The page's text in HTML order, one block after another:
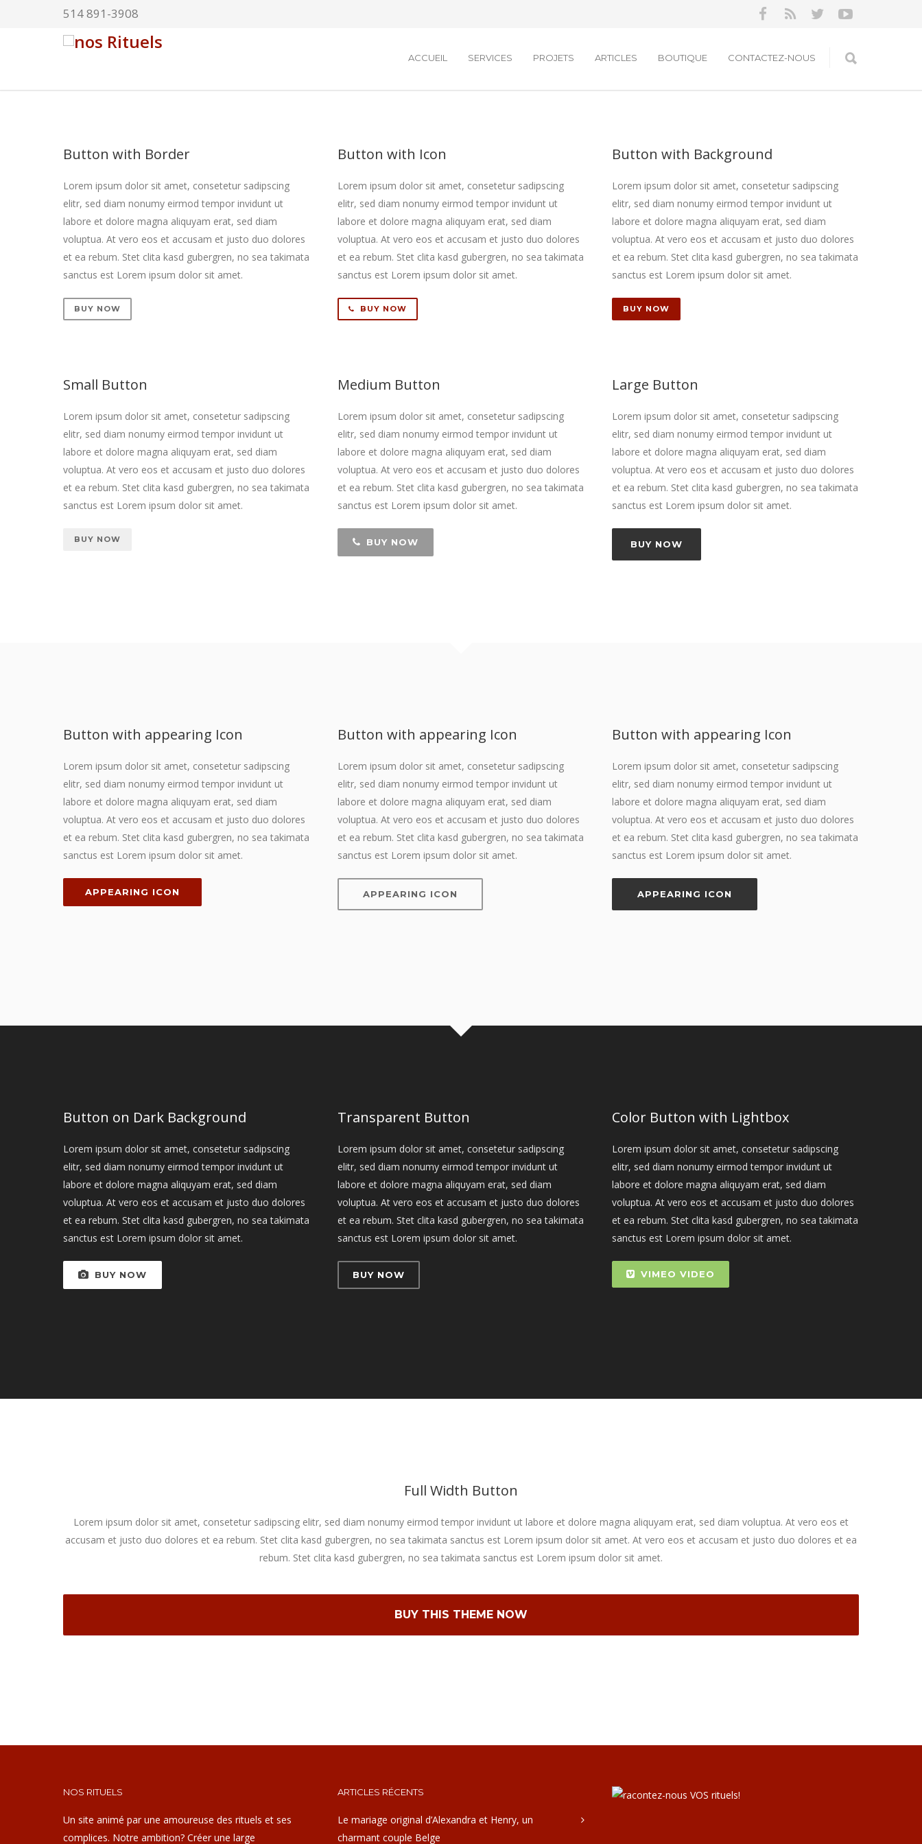
514 891-3908
ACCUEIL SERVICES PROJETS ARTICLES BOUTIQUE CONTACTEZ-NOUS
Button with Border
Lorem ipsum dolor sit amet, consetetur sadipscing
elitr, sed diam nonumy eirmod tempor invidunt ut
labore et dolore magna aliquyam erat, sed diam
voluptua. At vero eos et accusam et justo duo dolores
et ea rebum. Stet clita kasd gubergren, no sea takimata
sanctus est Lorem ipsum dolor sit amet.
BUY NOW
Small Button
Lorem ipsum dolor sit amet, consetetur sadipscing
elitr, sed diam nonumy eirmod tempor invidunt ut
labore et dolore magna aliquyam erat, sed diam
voluptua. At vero eos et accusam et justo duo dolores
et ea rebum. Stet clita kasd gubergren, no sea takimata
sanctus est Lorem ipsum dolor sit amet.
BUY NOW
Button with Icon
Lorem ipsum dolor sit amet, consetetur sadipscing
elitr, sed diam nonumy eirmod tempor invidunt ut
labore et dolore magna aliquyam erat, sed diam
voluptua. At vero eos et accusam et justo duo dolores
et ea rebum. Stet clita kasd gubergren, no sea takimata
sanctus est Lorem ipsum dolor sit amet.
BUY NOW
Medium Button
Lorem ipsum dolor sit amet, consetetur sadipscing
elitr, sed diam nonumy eirmod tempor invidunt ut
labore et dolore magna aliquyam erat, sed diam
voluptua. At vero eos et accusam et justo duo dolores
et ea rebum. Stet clita kasd gubergren, no sea takimata
sanctus est Lorem ipsum dolor sit amet.
BUY NOW
Button with Background
Lorem ipsum dolor sit amet, consetetur sadipscing
elitr, sed diam nonumy eirmod tempor invidunt ut
labore et dolore magna aliquyam erat, sed diam
voluptua. At vero eos et accusam et justo duo dolores
et ea rebum. Stet clita kasd gubergren, no sea takimata
sanctus est Lorem ipsum dolor sit amet.
BUY NOW
Large Button
Lorem ipsum dolor sit amet, consetetur sadipscing
elitr, sed diam nonumy eirmod tempor invidunt ut
labore et dolore magna aliquyam erat, sed diam
voluptua. At vero eos et accusam et justo duo dolores
et ea rebum. Stet clita kasd gubergren, no sea takimata
sanctus est Lorem ipsum dolor sit amet.
BUY NOW
Button with appearing Icon
Lorem ipsum dolor sit amet, consetetur sadipscing
elitr, sed diam nonumy eirmod tempor invidunt ut
labore et dolore magna aliquyam erat, sed diam
voluptua. At vero eos et accusam et justo duo dolores
et ea rebum. Stet clita kasd gubergren, no sea takimata
sanctus est Lorem ipsum dolor sit amet.
APPEARING ICON
Button with appearing Icon
Lorem ipsum dolor sit amet, consetetur sadipscing
elitr, sed diam nonumy eirmod tempor invidunt ut
labore et dolore magna aliquyam erat, sed diam
voluptua. At vero eos et accusam et justo duo dolores
et ea rebum. Stet clita kasd gubergren, no sea takimata
sanctus est Lorem ipsum dolor sit amet.
APPEARING ICON
Button with appearing Icon
Lorem ipsum dolor sit amet, consetetur sadipscing
elitr, sed diam nonumy eirmod tempor invidunt ut
labore et dolore magna aliquyam erat, sed diam
voluptua. At vero eos et accusam et justo duo dolores
et ea rebum. Stet clita kasd gubergren, no sea takimata
sanctus est Lorem ipsum dolor sit amet.
APPEARING ICON
Button on Dark Background
Lorem ipsum dolor sit amet, consetetur sadipscing
elitr, sed diam nonumy eirmod tempor invidunt ut
labore et dolore magna aliquyam erat, sed diam
voluptua. At vero eos et accusam et justo duo dolores
et ea rebum. Stet clita kasd gubergren, no sea takimata
sanctus est Lorem ipsum dolor sit amet.
BUY NOW
Transparent Button
Lorem ipsum dolor sit amet, consetetur sadipscing
elitr, sed diam nonumy eirmod tempor invidunt ut
labore et dolore magna aliquyam erat, sed diam
voluptua. At vero eos et accusam et justo duo dolores
et ea rebum. Stet clita kasd gubergren, no sea takimata
sanctus est Lorem ipsum dolor sit amet.
BUY NOW
Color Button with Lightbox
Lorem ipsum dolor sit amet, consetetur sadipscing
elitr, sed diam nonumy eirmod tempor invidunt ut
labore et dolore magna aliquyam erat, sed diam
voluptua. At vero eos et accusam et justo duo dolores
et ea rebum. Stet clita kasd gubergren, no sea takimata
sanctus est Lorem ipsum dolor sit amet.
VIMEO VIDEO
Full Width Button
Lorem ipsum dolor sit amet, consetetur sadipscing elitr, sed diam nonumy eirmod tempor invidunt ut labore et dolore magna aliquyam erat, sed diam voluptua. At vero eos et
accusam et justo duo dolores et ea rebum. Stet clita kasd gubergren, no sea takimata sanctus est Lorem ipsum dolor sit amet. At vero eos et accusam et justo duo dolores et ea
rebum. Stet clita kasd gubergren, no sea takimata sanctus est Lorem ipsum dolor sit amet.
BUY THIS THEME NOW
NOS RITUELS
Un site animé par une amoureuse des rituels et ses
complices. Notre ambition? Créer une large
ARTICLES RÉCENTS
Le mariage original d’Alexandra et Henry, un
charmant couple Belge